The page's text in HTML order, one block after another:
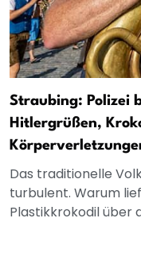
Straubing: Polizei
Hitlergrüßen,
Das traditionelle
turbulent. Warum
Plastikkrokodil über